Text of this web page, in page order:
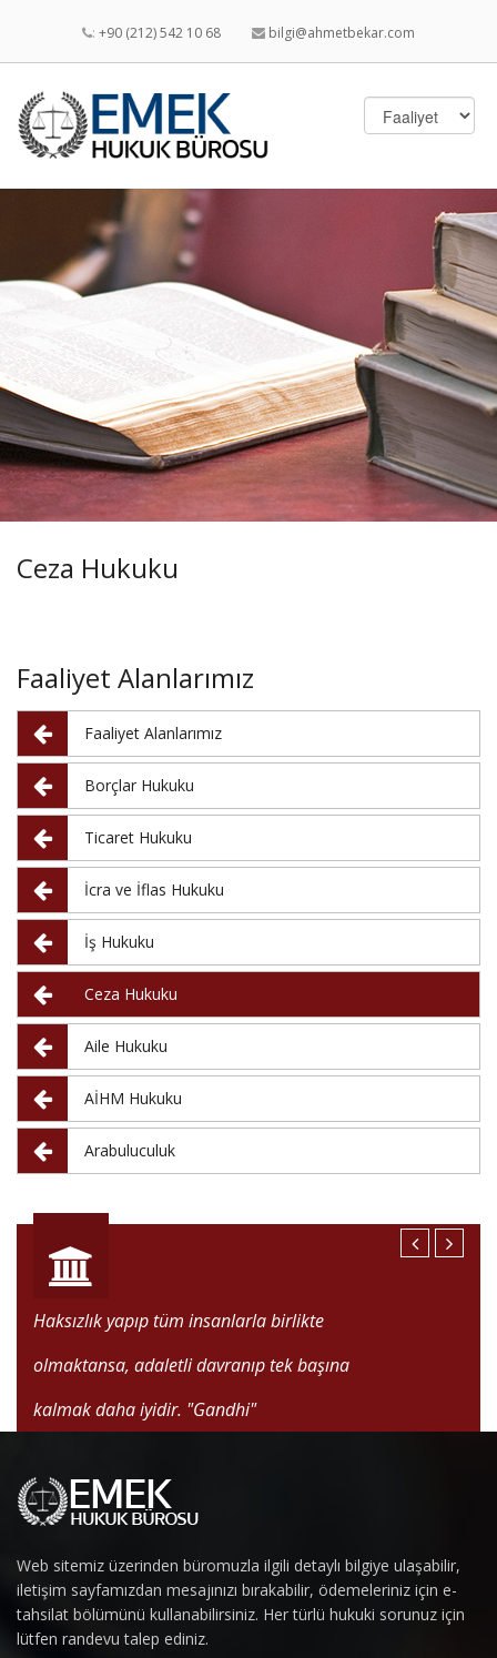
: +90 (212) 542 10 68 bilgi@ahmetbekar.com
Ceza Hukuku
Faaliyet Alanlarımız
Faaliyet Alanlarımız
Borçlar Hukuku
Ticaret Hukuku
İcra ve İflas Hukuku
İş Hukuku
Ceza Hukuku
Aile Hukuku
AİHM Hukuku
Arabuluculuk
Haksızlık yapıp tüm insanlarla birlikte
olmaktansa, adaletli davranıp tek başına
kalmak daha iyidir. "Gandhi"
Web sitemiz üzerinden büromuzla ilgili detaylı bilgiye ulaşabilir,
iletişim sayfamızdan mesajınızı bırakabilir, ödemeleriniz için e-
tahsilat bölümünü kullanabilirsiniz. Her türlü hukuki sorunuz için
lütfen randevu talep ediniz.